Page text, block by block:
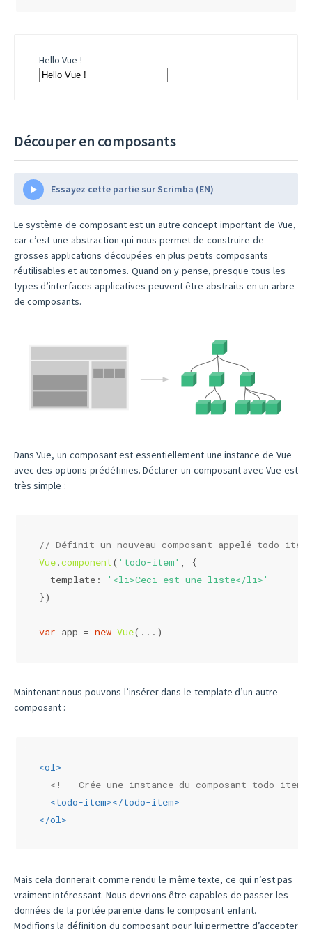
Hello Vue !
Découper en composants
Essayez cette partie sur Scrimba (EN)
Le système de composant est un autre concept important de Vue,
car c’est une abstraction qui nous permet de construire de
grosses applications découpées en plus petits composants
réutilisables et autonomes. Quand on y pense, presque tous les
types d’interfaces applicatives peuvent être abstraits en un arbre
de composants.
Dans Vue, un composant est essentiellement une instance de Vue
avec des options prédéfinies. Déclarer un composant avec Vue est
très simple :
// Définit un nouveau composant appelé todo-item
Vue.component( 'todo-item' , {
template:
'<li>Ceci est une liste</li>'
})
var app = new Vue(...)
Maintenant nous pouvons l’insérer dans le template d’un autre
composant :
<ol>
<!-- Crée une instance du composant todo-item
<todo-item></todo-item>
</ol>
Mais cela donnerait comme rendu le même texte, ce qui n’est pas
vraiment intéressant. Nous devrions être capables de passer les
données de la portée parente dans le composant enfant.
Modifions la définition du composant pour lui permettre d’accepter